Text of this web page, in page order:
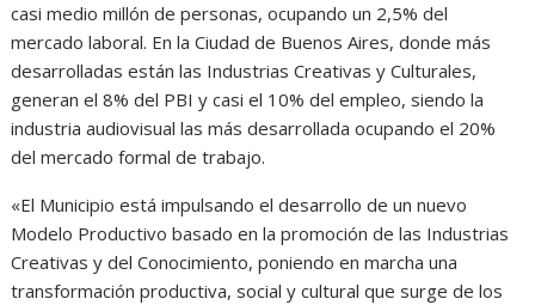
casi medio millón de personas, ocupando un 2,5% del
mercado laboral. En la Ciudad de Buenos Aires, donde más
desarrolladas están las Industrias Creativas y Culturales,
generan el 8% del PBI y casi el 10% del empleo, siendo la
industria audiovisual las más desarrollada ocupando el 20%
del mercado formal de trabajo.
«El Municipio está impulsando el desarrollo de un nuevo
Modelo Productivo basado en la promoción de las Industrias
Creativas y del Conocimiento, poniendo en marcha una
transformación productiva, social y cultural que surge de los